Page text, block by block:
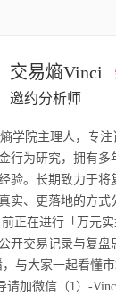
交易熵Vinci
邀约分析师
学院主理人，专注
行为研究，拥有多
验。长期致力于将
实、更落地的方式
正在进行「万元
开交易记录与复盘
，与大家一起看懂
请加微信（1）-